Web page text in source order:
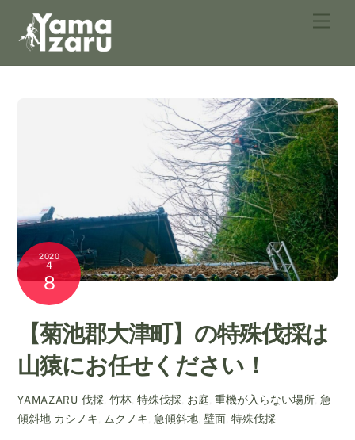
content
2020
4
8
【菊池郡大津町】の特殊伐採は
山猿にお任せください！
YAMAZARU 伐採, 竹林, 特殊伐採, お庭 重機が入らない場所, 急
傾斜地 カシノキ ムクノキ ,急傾斜地 ,壁面 ,特殊伐採